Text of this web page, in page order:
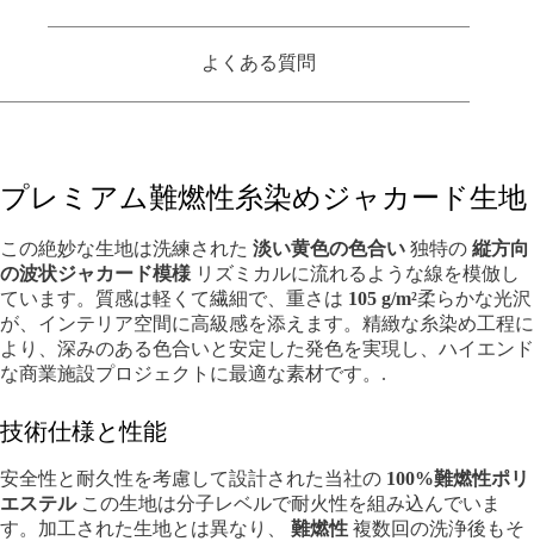
よくある質問
プレミアム難燃性糸染めジャカード生地
この絶妙な生地は洗練された 淡い黄色の色合い 独特の 縦方向
の波状ジャカード模様リズミカルに流れるような線を模倣し
ています。質感は軽くて繊細で、重さは 105 g/m²柔らかな光沢
が、インテリア空間に高級感を添えます。精緻な糸染め工程に
より、深みのある色合いと安定した発色を実現し、ハイエンド
な商業施設プロジェクトに最適な素材です。.
技術仕様と性能
安全性と耐久性を考慮して設計された当社の 100%難燃性ポリ
エステルこの生地は分子レベルで耐火性を組み込んでいま
す。加工された生地とは異なり、 難燃性 複数回の洗浄後もそ